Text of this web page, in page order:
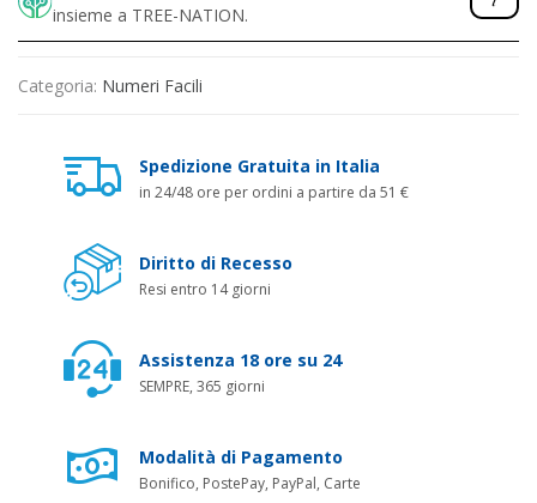
insieme a TREE-NATION.
Categoria: Numeri Facili
Spedizione Gratuita in Italia
in 24/48 ore per ordini a partire da 51 €
Diritto di Recesso
Resi entro 14 giorni
Assistenza 18 ore su 24
SEMPRE, 365 giorni
Modalità di Pagamento
Bonifico, PostePay, PayPal, Carte